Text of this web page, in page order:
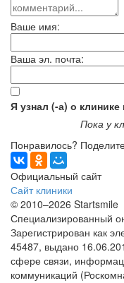
Ваше имя:
Ваша эл. почта:
Я узнал (-а) о
Пока у
Понравилось?
Официальный сайт
Сайт клиники
© 2010–2026 Startsmile
Специализированный
Зарегистрирован как
45487, выдано
сфере связи,
коммуникаций